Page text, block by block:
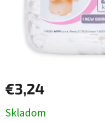
€3,24
cena:
Skladom